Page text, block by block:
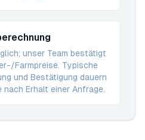
unser Team bestätigt
Farmpreise. Typische
und Bestätigung dauern
Erhalt einer Anfrage.